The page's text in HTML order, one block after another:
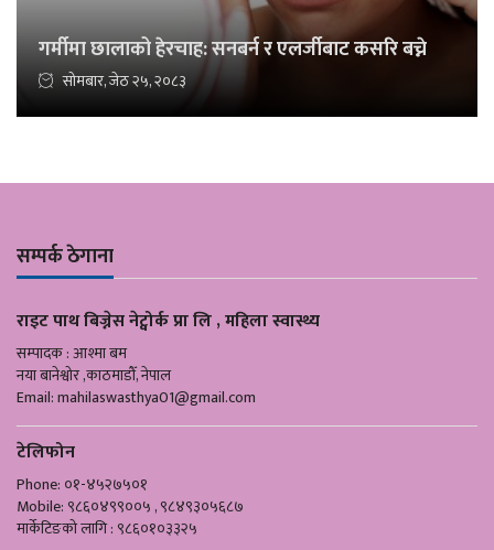
गर्मीमा छालाको हेरचाह: सनबर्न र एलर्जीबाट कसरि बच्ने
सोमबार, जेठ २५, २०८३
सम्पर्क ठेगाना
राइट पाथ बिज्नेस नेट्वोर्क प्रा लि , महिला स्वास्थ्य
सम्पादक : आश्मा बम
नया बानेश्वोर ,काठमाडौँ, नेपाल
Email:mahilaswasthya01@gmail.com
टेलिफोन
Phone: ०१-४५२७५०१
Mobile: ९८६०४९९००५ , ९८४९३०५६८७
मार्केटिङको लागि : ९८६०१०३३२५